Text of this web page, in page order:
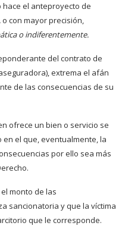
hace el anteproyecto de
o con mayor precisión,
o indiferentemente.
del contrato de
extrema el afán
de las consecuencias de su
ofrece un bien o servicio se
el que, eventualmente, la
por ello sea más
monto de las
sancionatoria y que la víctima
que le corresponde.